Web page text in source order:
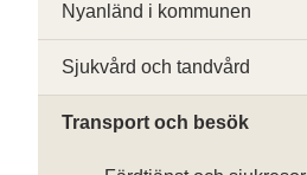
Nyanländ i kommunen
Sjukvård och tandvård
Transport och besök